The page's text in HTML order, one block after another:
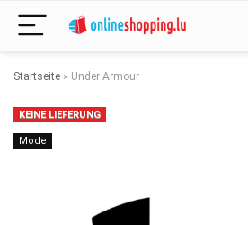
Startseite » Under Armour
KEINE LIEFERUNG
Mode